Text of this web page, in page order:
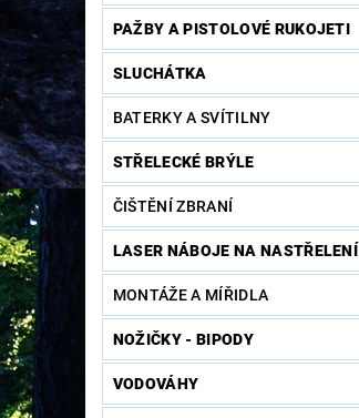
PAŽBY A PISTOLOVÉ RUKOJETI
SLUCHÁTKA
BATERKY A SVÍTILNY
STŘELECKÉ BRÝLE
ČIŠTĚNÍ ZBRANÍ
LASER NÁBOJE NA NASTŘELENÍ
MONTÁŽE A MÍŘIDLA
NOŽIČKY - BIPODY
VODOVÁHY